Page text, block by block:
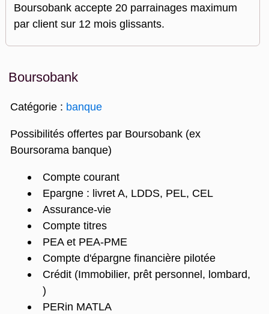
Boursobank accepte 20 parrainages maximum
par client sur 12 mois glissants.
Boursobank
Catégorie : banque
Possibilités offertes par Boursobank (ex
Boursorama banque)
Compte courant
Epargne : livret A, LDDS, PEL, CEL
Assurance-vie
Compte titres
PEA et PEA-PME
Compte d'épargne financière pilotée
Crédit (Immobilier, prêt personnel, lombard,
)
PERin MATLA